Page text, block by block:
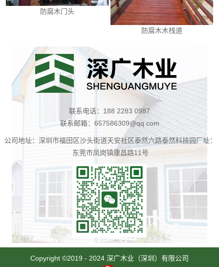
防腐木门头
防腐木木栈道
联系电话：188 2283 0987
联系邮箱：657586309@qq.com
公司地址：深圳市福田区沙头街道天安社区泰然六路泰然科技园厂址：
东莞市凤岗镇康昌路11号
Copyright ©2019 - 2024 深广木业（深圳）有限公司